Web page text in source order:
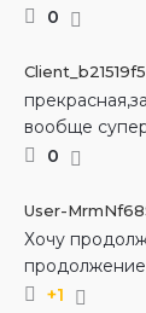
0
вообще
0
User-
Хочу
продолжение
+1